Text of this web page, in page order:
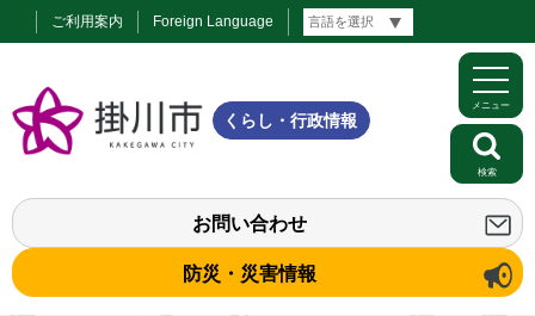
ご利用案内 Foreign Language
くらし・行政情報
お問い合わせ
防災・災害情報
メニュー
検索